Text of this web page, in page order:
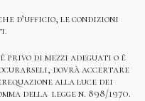
d’ufficio, le condizioni
di mezzi adeguati o è
dovrà accertare
alla luce dei
della legge n. 898/1970.